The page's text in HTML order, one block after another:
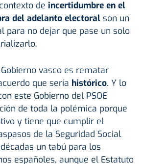
de incertidumbre en el
del adelanto electoral son un
para no dejar que pase un solo
vasco es rematar
que sería histórico. Y lo
este Gobierno del PSOE
de toda la polémica porque
y tiene que cumplir el
de la Seguridad Social
un tabú para los
españoles, aunque el Estatuto